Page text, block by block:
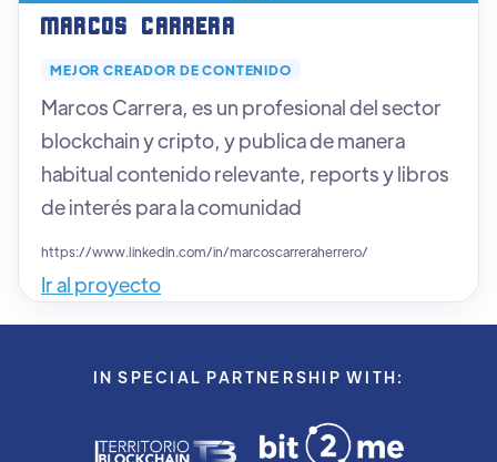
Marcos Carrera
MEJOR CREADOR DE CONTENIDO
Marcos Carrera, es un profesional del sector
blockchain y cripto, y publica de manera
habitual contenido relevante, reports y libros
de interés para la comunidad
https://www.linkedin.com/in/marcoscarreraherrero/
Ir al proyecto
IN SPECIAL PARTNERSHIP WITH: